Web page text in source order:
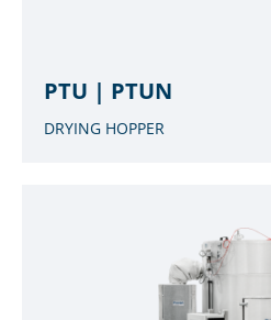
PTU | PTUN
DRYING HOPPER